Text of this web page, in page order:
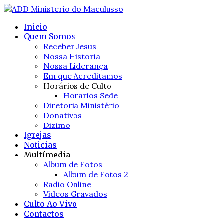
Inicio
Quem Somos
Receber Jesus
Nossa Historia
Nossa Liderança
Em que Acreditamos
Horários de Culto
Horarios Sede
Diretoria Ministério
Donativos
Dizimo
Igrejas
Noticias
Multímedia
Album de Fotos
Album de Fotos 2
Radio Online
Videos Gravados
Culto Ao Vivo
Contactos